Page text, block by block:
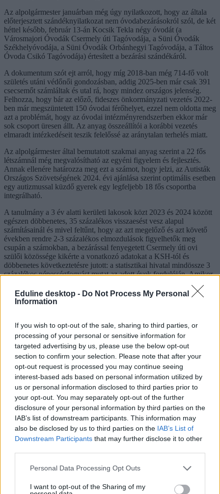
Eduline desktop - Do Not Process My Personal
Information
If you wish to opt-out of the sale, sharing to third parties, or
processing of your personal or sensitive information for
targeted advertising by us, please use the below opt-out
section to confirm your selection. Please note that after your
opt-out request is processed you may continue seeing
interest-based ads based on personal information utilized by
us or personal information disclosed to third parties prior to
your opt-out. You may separately opt-out of the further
disclosure of your personal information by third parties on the
IAB’s list of downstream participants. This information may
also be disclosed by us to third parties on the IAB’s List of
Downstream Participants that may further disclose it to other
Personal Data Processing Opt Outs
I want to opt-out of the Sharing of my
Az alpolgármester januárban még úgy nyilatkozott, hogy az általa
előterjesztett szándéknyilatkozat nem óvodabezárásokról szól, de két
héttel később, február 13-án Kocsik Tekla négy óvodát (a
Városmajori Óvodák Csermely úti Tagóvodája, a Süni Óvodák
Székhelyóvodája, a Süni Óvodák Orbánhegyi Tagóvodája, a Táltos
Óvoda Csikó Tagóvodája) értesített a bezárási szándékáról.
A dokumentum szót ejt arról, hogy míg 2018-ban még 714-fő volt
születés utáni védőnői gondozásban, addig 2025-ben már csak 391
csecsemőt számláltak és utal rá, hogy mindez országos jelenség.
Felhozza, hogy bár az előző, fideszes önkormányzati vezetés 2022-
ben már megszüntetett 150 óvodai férőhelyet, ezzel nem oldotta meg
azt a problémát, hogy az óvodai intézményrendszerben ekkor már
sok csoport üresen állt. Az anyag összeállítói a korábbi vezetés
elmaradt intézkedéseit teszik felelőssé az aránytalan terhelés miatt.
Az alpolgármester által bemutatott szakmai anyag szerint a 22 fős
létszámnál még megvalósítható az egyéni figyelem és fejlesztés.
Annak ellenére határozza meg ezt a számot, hogy jelzi, az Autisták
Országos Szövetségének 2024. évi ajánlása szerint optimális esetben
egy autizmussal küzdő gyerek egy legfeljebb 18 fős csoportba
integrálható.
A tanulmány a 3 év alatti kerületi lakosok közt 2023 és 2024 között
egészen döbbenetes, 35 százalékos visszaesést vesz alapul
számításainál és mivel feltűnt, hogy az azt megelőző és azt követő
években rendre 2-3 százalékos elmozdulások figyelhetők meg
csupán a számokban, a bezárással fenyegetett Csermely úti ovi
szülői közössége kikérte a vonatkozó adatokat a KSH-tól és
döbbenetes következtetésre jutott: a statisztikai hivatal mindössze 3
százalékos népességfogyást mutat az adott évek fordulóján. Amikor
résztvevő alpolgármestert és a hivatal őt elkísérő munkatársait, azt a
választ kapta, az önkormányzatnak nem feladata megítélni, hogy a
vélik, az önkormányzatnál szereplő adatok felelnek meg a
valóságnak.
A Válasz Online hozzáteszi, a tiltakozó szülők más ellentmondásra
is rámutatnak: amikor az önkormányzat intézményi
kihasználatlanságról beszél, egy-egy tagóvodát (telephelyet) vesz
alapul, az ovik vezetői azonban jellemzően tagóvodai egységekben
(intézményekben) gondolkodnak, és az állam is intézményekre
szabja a normatívát. A Csermely ovi a Városmajori Óvodák
tagóvodájaként hiába működik tehát idén alacsonyabb
kihasználtsággal, ha a hozzá tartozó másik ovi 105 százalékon áll,
így a két oviból álló intézmény telítettsége 95 százalék. Az idén csak
két csoportot indító Csermely úti óvoda bezárása mellett többek
között azzal is érvel az önkormányzat, hogy pedagógiai asszisztens
székhelyén további 5 csoport működik, a 7 csoportra pedig összesen